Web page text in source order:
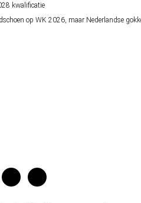
kwalificatie
op WK 2026, maar Nederlandse